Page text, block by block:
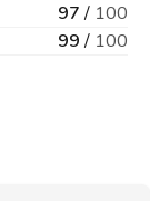
97 / 100
99 / 100